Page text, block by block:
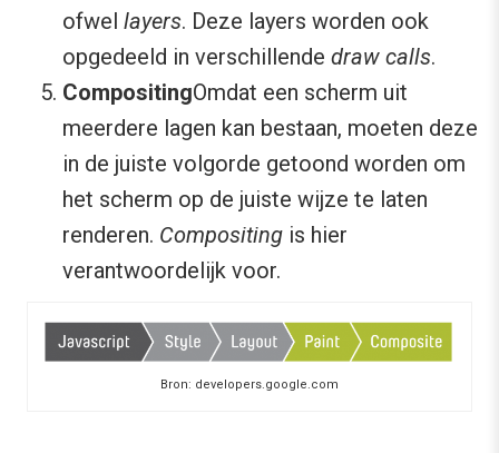
ofwel layers. Deze layers worden ook
opgedeeld in verschillende draw calls.
CompositingOmdat een scherm uit
meerdere lagen kan bestaan, moeten deze
in de juiste volgorde getoond worden om
het scherm op de juiste wijze te laten
renderen. Compositing is hier
verantwoordelijk voor.
Bron: developers.google.com